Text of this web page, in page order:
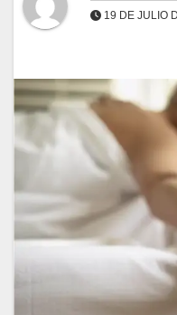
19 DE JULIO